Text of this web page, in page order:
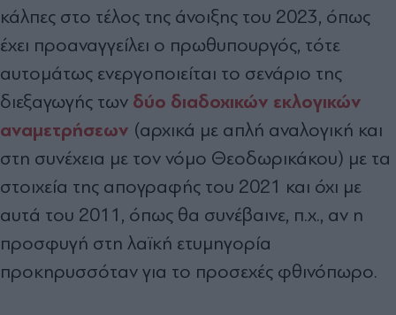
κάλπες στο τέλος της άνοιξης του 2023, όπως
έχει προαναγγείλει ο πρωθυπουργός, τότε
αυτοµάτως ενεργοποιείται το σενάριο της
διεξαγωγής των δύο διαδοχικών εκλογικών
αναµετρήσεων (αρχικά µε απλή αναλογική και
στη συνέχεια µε τον νόµο Θεοδωρικάκου) µε τα
στοιχεία της απογραφής του 2021 και όχι µε
αυτά του 2011, όπως θα συνέβαινε, π.χ., αν η
προσφυγή στη λαϊκή ετυµηγορία
προκηρυσσόταν για το προσεχές φθινόπωρο.